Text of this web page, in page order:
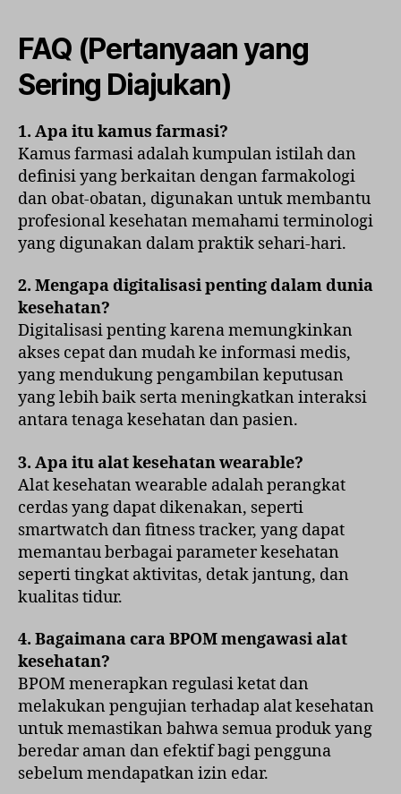
FAQ (Pertanyaan yang
Sering Diajukan)
1. Apa itu kamus farmasi?
Kamus farmasi adalah kumpulan istilah dan
definisi yang berkaitan dengan farmakologi
dan obat-obatan, digunakan untuk membantu
profesional kesehatan memahami terminologi
yang digunakan dalam praktik sehari-hari.
2. Mengapa digitalisasi penting dalam dunia
kesehatan?
Digitalisasi penting karena memungkinkan
akses cepat dan mudah ke informasi medis,
yang mendukung pengambilan keputusan
yang lebih baik serta meningkatkan interaksi
antara tenaga kesehatan dan pasien.
3. Apa itu alat kesehatan wearable?
Alat kesehatan wearable adalah perangkat
cerdas yang dapat dikenakan, seperti
smartwatch dan fitness tracker, yang dapat
memantau berbagai parameter kesehatan
seperti tingkat aktivitas, detak jantung, dan
kualitas tidur.
4. Bagaimana cara BPOM mengawasi alat
kesehatan?
BPOM menerapkan regulasi ketat dan
melakukan pengujian terhadap alat kesehatan
untuk memastikan bahwa semua produk yang
beredar aman dan efektif bagi pengguna
sebelum mendapatkan izin edar.